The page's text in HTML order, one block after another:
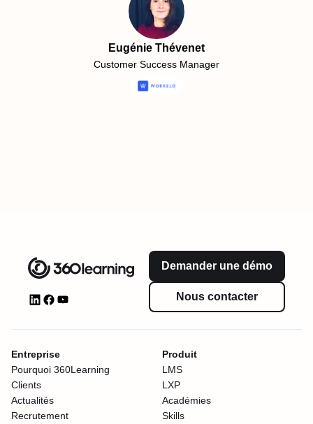
Eugénie Thévenet
Customer Success Manager
Demander une démo
Nous contacter
Entreprise
Pourquoi 360Learning
Clients
Actualités
Recrutement
Produit
LMS
LXP
Académies
Skills